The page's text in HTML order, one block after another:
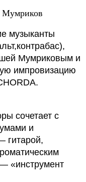
музыканты
Мумриковым и
импровизацию
сочетает с
и
гитарой,
«инструмент